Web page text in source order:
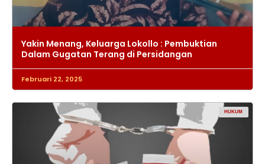
Yakin Menang, Keluarga Lokollo : Pembuktian
Dalam Gugatan Terang di Persidangan
Februari 22, 2025
HUKUM